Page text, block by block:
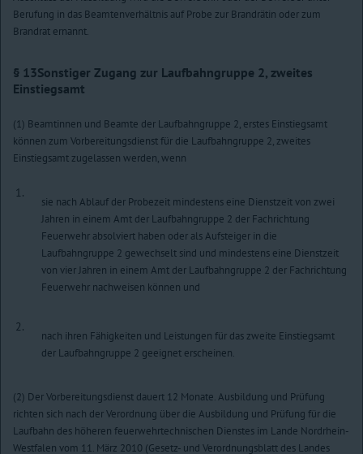
Berufung in das Beamtenverhältnis auf Probe zur Brandrätin oder zum
Brandrat ernannt.
§ 13Sonstiger Zugang zur Laufbahngruppe 2, zweites
Einstiegsamt
(1) Beamtinnen und Beamte der Laufbahngruppe 2, erstes Einstiegsamt
können zum Vorbereitungsdienst für die Laufbahngruppe 2, zweites
Einstiegsamt zugelassen werden, wenn
1.
sie nach Ablauf der Probezeit mindestens eine Dienstzeit von zwei
Jahren in einem Amt der Laufbahngruppe 2 der Fachrichtung
Feuerwehr absolviert haben oder als Aufsteiger in die
Laufbahngruppe 2 gewechselt sind und mindestens eine Dienstzeit
von vier Jahren in einem Amt der Laufbahngruppe 2 der Fachrichtung
Feuerwehr nachweisen können und
2.
nach ihren Fähigkeiten und Leistungen für das zweite Einstiegsamt
der Laufbahngruppe 2 geeignet erscheinen.
(2) Der Vorbereitungsdienst dauert 12 Monate. Ausbildung und Prüfung
richten sich nach der Verordnung über die Ausbildung und Prüfung für die
Laufbahn des höheren feuerwehrtechnischen Dienstes im Lande Nordrhein-
Westfalen vom 11. März 2010 (Gesetz- und Verordnungsblatt des Landes